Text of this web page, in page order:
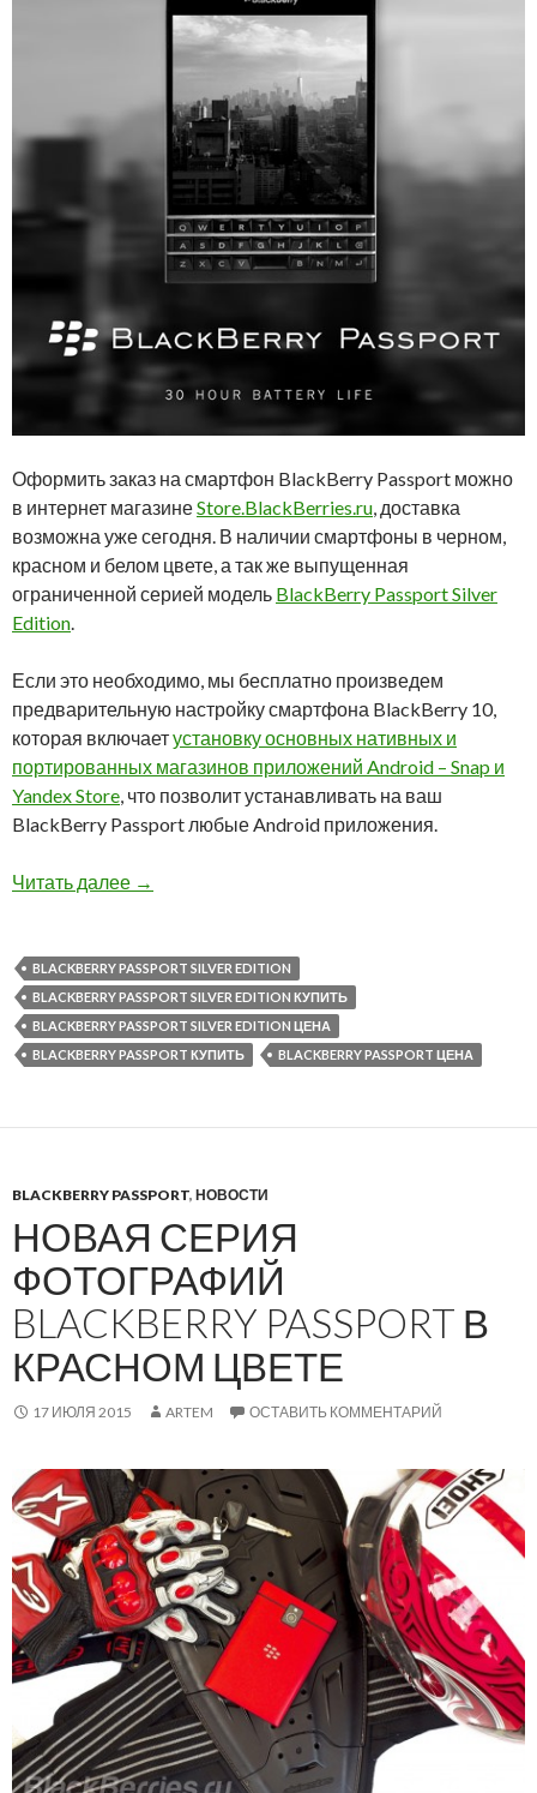
Оформить заказ на смартфон BlackBerry Passport можно
в интернет магазинеStore.BlackBerries.ru, доставка
возможна уже сегодня. В наличии смартфоны в черном,
красном и белом цвете, а так же выпущенная
ограниченной серией модель BlackBerry Passport Silver
Edition.
Если это необходимо, мы бесплатно произведем
предварительную настройку смартфона BlackBerry 10,
которая включаетустановку основных нативных и
портированных магазинов приложений Android – Snap и
Yandex Store, что позволит устанавливать на ваш
BlackBerry Passport любые Android приложения.
Читать далее Вы можете купить BlackBerry Passport в
→
BLACKBERRY PASSPORT SILVER EDITION
BLACKBERRY PASSPORT SILVER EDITION КУПИТЬ
BLACKBERRY PASSPORT SILVER EDITION ЦЕНА
BLACKBERRY PASSPORT КУПИТЬ
BLACKBERRY PASSPORT ЦЕНА
BLACKBERRY PASSPORT, НОВОСТИ
НОВАЯ СЕРИЯ
ФОТОГРАФИЙ
BLACKBERRY PASSPORT В
КРАСНОМ ЦВЕТЕ
17 ИЮЛЯ 2015 ARTEM ОСТАВИТЬ КОММЕНТАРИЙ